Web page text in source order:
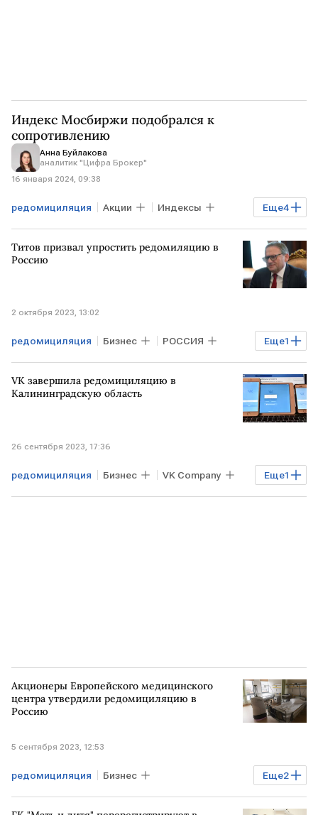
Индекс Мосбиржи подобрался к
сопротивлению
Анна Буйлакова
аналитик "Цифра Брокер"
16 января 2024, 09:38
Еще4
редомициляция Акции Индексы
Рынок Мнения аналитиков
индекс Мосбиржи
Титов призвал упростить редомиляцию в
Россию
2 октября 2023, 13:02
Еще1
редомициляция Бизнес РОССИЯ
Борис Титов
VK завершила редомициляцию в
Калининградскую область
26 сентября 2023, 17:36
Еще1
редомициляция Бизнес VK Company
КАЛИНИНГРАД
Акционеры Европейского медицинского
центра утвердили редомициляцию в
Россию
5 сентября 2023, 12:53
Еще2
редомициляция Бизнес
Европейский медицинский центр